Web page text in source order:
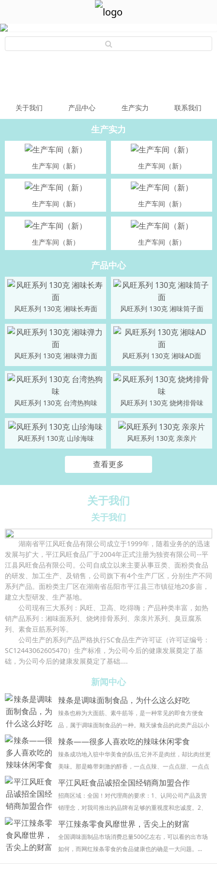
关于我们 产品中心 生产实力 联系我们
生产实力
生产车间（新） 生产车间（新）
生产车间（新） 生产车间（新）
生产车间（新） 生产车间（新）
产品中心
风旺系列 130克 湘味长寿面 风旺系列 130克 湘味筒子面
风旺系列 130克 湘味弹力面 风旺系列 130克 湘味AD面
风旺系列 130克 台湾热狗味 风旺系列 130克 烧烤排骨味
风旺系列 130克 山珍海味 风旺系列 130克 亲亲片
查看更多
关于我们
关于我们
湖南省平江风旺食品有限公司成立于1999年，随着业务的的迅速
发展与扩大，平江风旺食品厂于2004年正式注册为独资有限公司--平
江县风旺食品有限公司。公司自成立以来主要从事豆类、面粉类食品
的研发、加工生产、及销售，公司旗下有4个生产厂区，分别生产不同
系列产品。面粉类主厂区在湖南省岳阳市平江县三市镇征地20多亩，
建立大型研发、生产基地。
公司现有三大系列：风旺、卫高、吃得嗨；产品种类丰富，如热
销产品系列：湘味面系列、烧烤排骨系列、亲亲片系列、臭豆腐系
列、素食豆筋系列等。
公司生产的系列产品严格执行SC食品生产许可证（许可证编号：
SC12443062605470）生产标准，为公司今后的健康发展奠定了基
础， 为公司今后的健康发展奠定了基础....
新闻中心
辣条是调味面制食品，为什么这么好吃
辣条也称为大面筋、素牛筋等，是一种常见的即食方便食
品，属于调味面制食品的一种。顺天缘食品的此类产品以小
麦粉或其他谷物粉类为主要原料，添加食盐、食品添加剂、
辣条——很多人喜欢吃的辣味休闲零食
辣条成功地入驻中华美食的队伍,它并不是肉丝，却比肉丝更
美味。那是略带刺激的醇香，一点点辣、一点点甜、一点点
咸，一点点香，散发出诱人的气味，咬一口，劲道十足，辣
平江风旺食品诚招全国经销商加盟合作
招商区域：全国！对代理商的要求：1、认同公司产品及营
销理念，对我司推出的品牌有足够的重视度和忠诚度。2、
有强烈的合作意愿，具有同我公司共同进步，能够把公司产
平江辣条零食风靡世界，舌尖上的财富
全国调味面制品市场消费总量500亿左右，可以看的出市场
如何，而网红辣条零食的食品健康也的确是一大问题。...